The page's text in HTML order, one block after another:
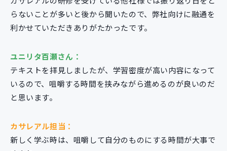
らないことが多いと後から聞いたので、弊社向けに融通を
利かせていただきありがたかったです。
ユニリタ百瀬さん：
テキストを拝見しましたが、学習密度が高い内容になって
いるので、咀嚼する時間を挟みながら進めるのが良いのだ
と思います。
カサレアル担当：
新しく学ぶ時は、咀嚼して自分のものにする時間が大事で